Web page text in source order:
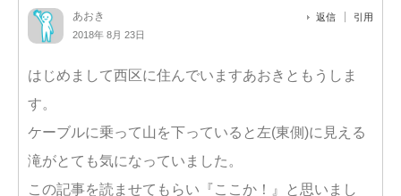
あおき
2018年 8月 23日
返信 引用
はじめまして西区に住んでいますあおきともうしま
す。
ケーブルに乗って山を下っていると左(東側)に見える
滝がとても気になっていました。
この記事を読ませてもらい『ここか！』と思いまし